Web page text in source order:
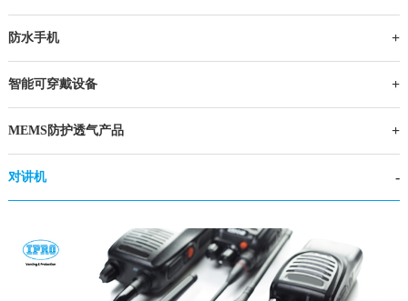
防水手机
智能可穿戴设备
MEMS防护透气产品
对讲机